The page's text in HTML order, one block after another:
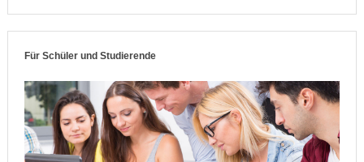
Für Schüler und Studierende